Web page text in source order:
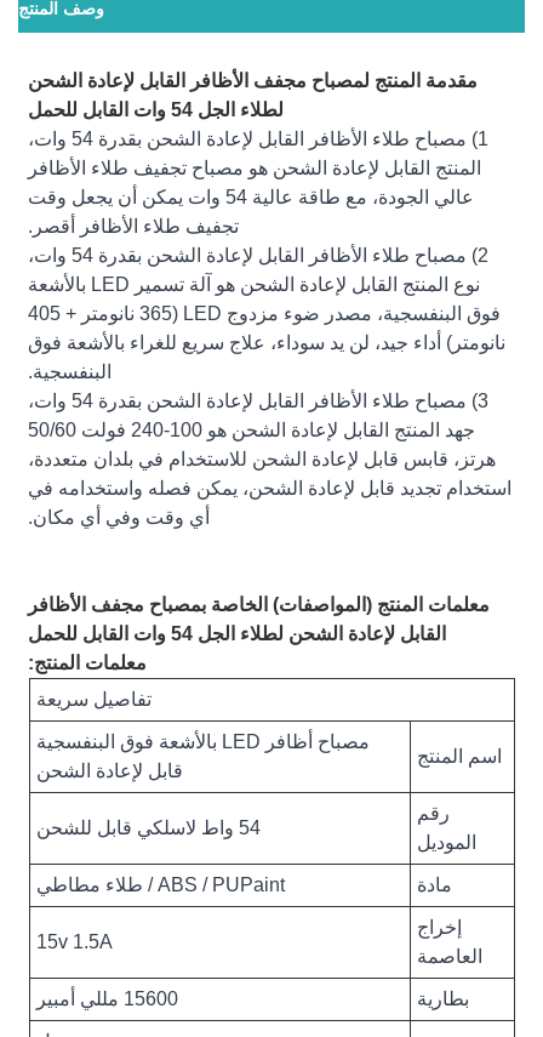
وصف المنتج
مقدمة المنتج لمصباح مجفف الأظافر القابل لإعادة الشحن
لطلاء الجل 54 وات القابل للحمل
1) مصباح طلاء الأظافر القابل لإعادة الشحن بقدرة 54 وات،
المنتج القابل لإعادة الشحن هو مصباح تجفيف طلاء الأظافر
عالي الجودة، مع طاقة عالية 54 وات يمكن أن يجعل وقت
تجفيف طلاء الأظافر أقصر.
2) مصباح طلاء الأظافر القابل لإعادة الشحن بقدرة 54 وات،
نوع المنتج القابل لإعادة الشحن هو آلة تسمير LED بالأشعة
فوق البنفسجية، مصدر ضوء مزدوج LED (365 نانومتر + 405
نانومتر) أداء جيد، لن يد سوداء، علاج سريع للغراء بالأشعة فوق
البنفسجية.
3) مصباح طلاء الأظافر القابل لإعادة الشحن بقدرة 54 وات،
جهد المنتج القابل لإعادة الشحن هو 100-240 فولت 50/60
هرتز، قابس قابل لإعادة الشحن للاستخدام في بلدان متعددة،
استخدام تجديد قابل لإعادة الشحن، يمكن فصله واستخدامه في
أي وقت وفي أي مكان.
معلمات المنتج (المواصفات) الخاصة بمصباح مجفف الأظافر
القابل لإعادة الشحن لطلاء الجل 54 وات القابل للحمل
معلمات المنتج:
تفاصيل سريعة
اسم المنتج
مصباح أظافر LED بالأشعة فوق البنفسجية
قابل لإعادة الشحن
رقم
الموديل
54 واط لاسلكي قابل للشحن
مادة ABS / PUPaint / طلاء مطاطي
إخراج
العاصمة
15v 1.5A
بطارية 15600 مللي أمبير